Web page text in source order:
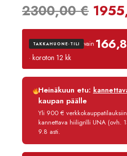
2300,00€
oli:
TAKKAHUONE-TILI vain
· koroton 12 kk
Luottoaika
Korko
Käsittelymaksu
Maksettava yhteensä
Heinäkuun etu:
kaupan päälle
Yli 900 €
kannettava hiiligrilli UNA (ovh.
9.8 asti.